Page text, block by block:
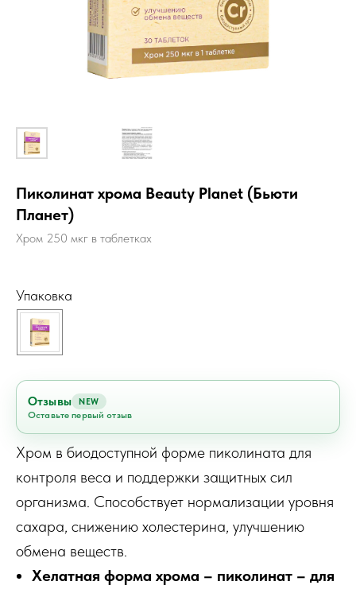
Пиколинат хрома Beauty Planet (Бьюти
Планет)
Хром 250 мкг в таблетках
Упаковка
Отзывы NEW
Оставьте первый отзыв
Хром в биодоступной форме пиколината для
контроля веса и поддержки защитных сил
организма. Способствует нормализации уровня
сахара, снижению холестерина, улучшению
обмена веществ.
Хелатная форма хрома – пиколинат – для